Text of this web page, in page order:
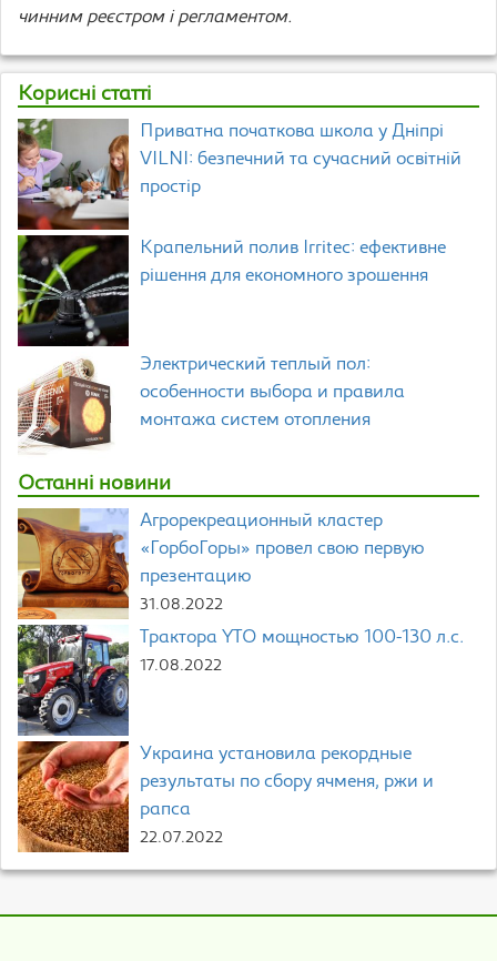
чинним реєстром і регламентом.
Корисні статті
Приватна початкова школа у Дніпрі
VILNI: безпечний та сучасний освітній
простір
Крапельний полив Irritec: ефективне
рішення для економного зрошення
Электрический теплый пол:
особенности выбора и правила
монтажа систем отопления
Останні новини
Агрорекреационный кластер
«ГорбоГоры» провел свою первую
презентацию
31.08.2022
Трактора YTO мощностью 100-130 л.с.
17.08.2022
Украина установила рекордные
результаты по сбору ячменя, ржи и
рапса
22.07.2022